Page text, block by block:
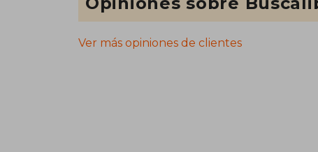
Ver más opiniones de clientes